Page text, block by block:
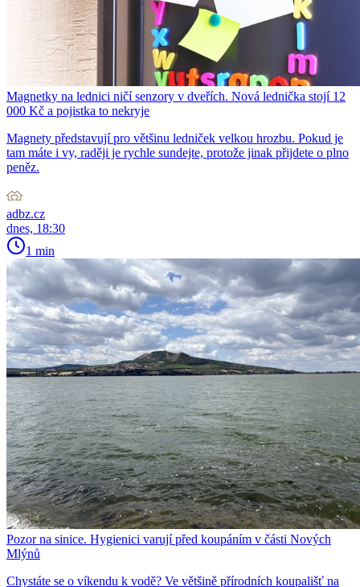
Magnetky na lednici ničí senzory v dveřích. Nová lednička stojí 12
000 Kč a pojistka to nekryje
Magnety představují pro většinu ledniček velkou hrozbu. Pokud je
tam máte i vy, raději je rychle sundejte, protože jinak přijdete o plno
peněz.
adbz.cz
dnes, 18:30
1 min
Pozor na sinice. Hygienici varují před koupáním v části Nových
Mlýnů
Chystáte se o víkendu k vodě? Ve většině přírodních koupališť na